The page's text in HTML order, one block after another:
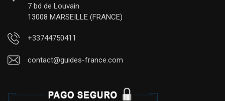
7 bd de Louvain
13008 MARSEILLE (FRANCE)
+33744750411
contact@guides-france.com